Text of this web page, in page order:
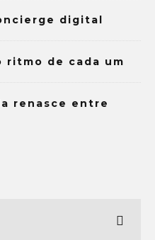
digital
ritmo de cada um
renasce entre